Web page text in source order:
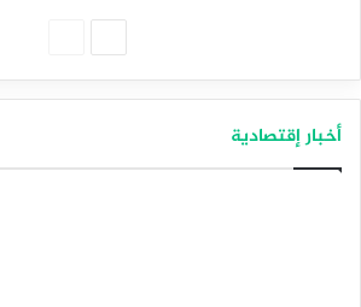
أخبار إقتصادية